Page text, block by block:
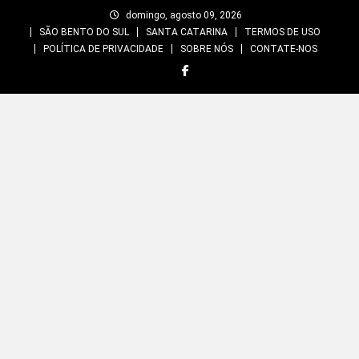
domingo, agosto 09, 2026
SÃO BENTO DO SUL
SANTA CATARINA
TERMOS DE USO
POLÍTICA DE PRIVACIDADE
SOBRE NÓS CONTATE-NOS